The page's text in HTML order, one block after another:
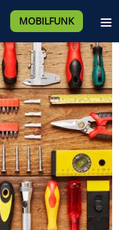
MOBILFUNK